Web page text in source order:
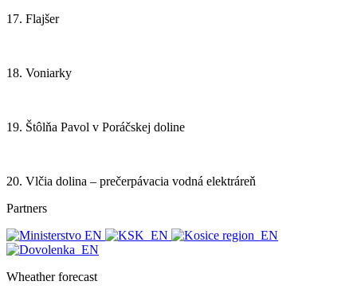
17. Flajšer
18. Voniarky
19. Štôlňa Pavol v Poráčskej doline
20. Vlčia dolina – prečerpávacia vodná elektráreň
Partners
Wheather forecast